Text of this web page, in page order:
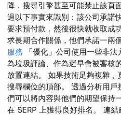
降，搜尋引擎甚至可能禁止該頁
過以下事實來識別：該公司承諾
要求預付款，然後很快就收取成
求長期合作關係，他們承諾一兩
服務 「優化」公司使用一些非
為垃圾評論、作為遲早會被審核
放置連結。 如果技術足夠複雜
搜尋欄位的頂部。 透過分析用
們可以將內容與他們的期望保持
在 SERP 上獲得良好排名。 連結